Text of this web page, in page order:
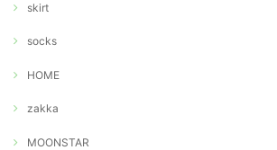
skirt
socks
HOME
zakka
MOONSTAR